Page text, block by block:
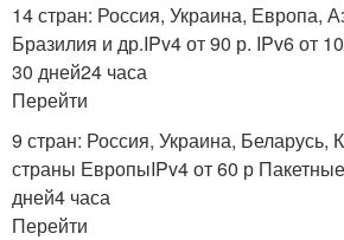
14 стран: Россия, Украина, Европа,
Бразилия и др.IPv4 от 90 р. IPv6 от
30 дней24 часа
Перейти
9 стран: Россия, Украина, Беларусь,
страны ЕвропыIPv4 от 60 р
дней4 часа
Перейти